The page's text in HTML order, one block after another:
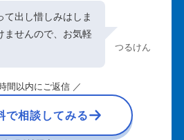
て出し惜しみはしま
ませんので、お気軽
つるけん
間以内にご返信 ／
で相談してみる